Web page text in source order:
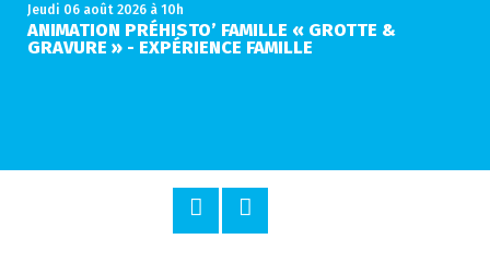
Jeudi 06 août 2026à 10h
ANIMATION PRÉHISTO’ FAMILLE « GROTTE &
GRAVURE » - EXPÉRIENCE FAMILLE